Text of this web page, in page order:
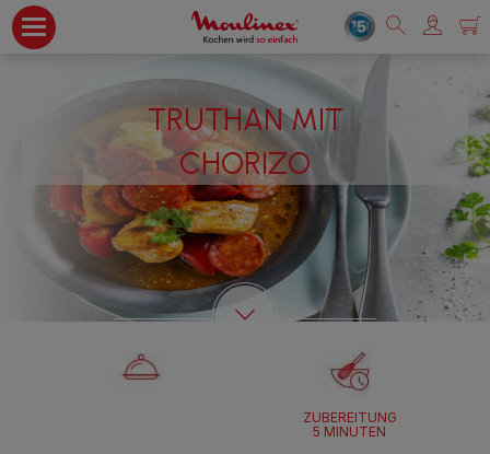
TRUTHAN MIT
CHORIZO
ZUBEREITUNG
5 MINUTEN